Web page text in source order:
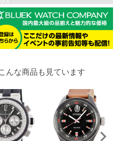
んな商品も見ています